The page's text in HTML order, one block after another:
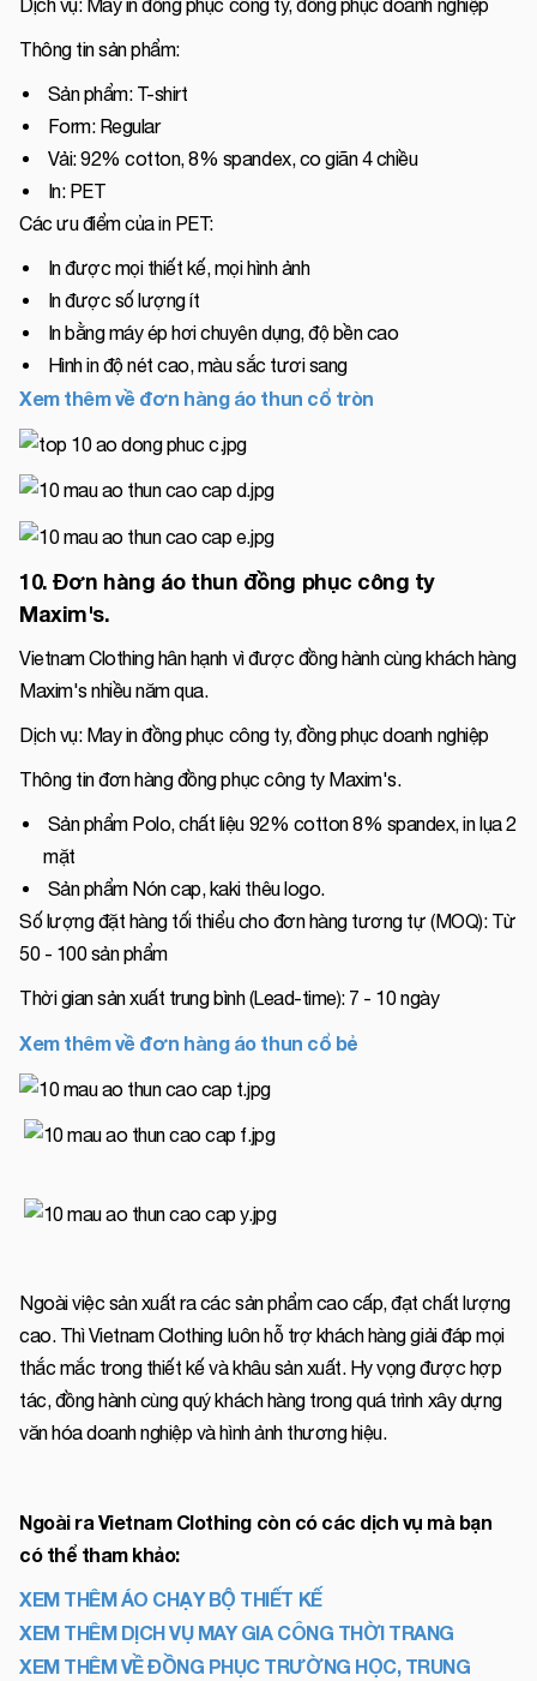
Thông tin sản phẩm:
Sản phẩm: T-shirt
Form: Regular
Vải: 92% cotton, 8% spandex, co giãn 4 chiều
In: PET
Các ưu điểm của in PET:
In được mọi thiết kế, mọi hình ảnh
In được số lượng ít
In bằng máy ép hơi chuyên dụng, độ bền cao
Hình in độ nét cao, màu sắc tươi sang
Xem thêm về đơn hàng áo thun cổ tròn
10. Đơn hàng áo thun đồng phục công ty
Maxim's.
Vietnam Clothing hân hạnh vì được đồng hành cùng khách hàng
Maxim's nhiều năm qua.
Dịch vụ: May in đồng phục công ty, đồng phục doanh nghiệp
Thông tin đơn hàng đồng phục công ty Maxim's.
Sản phẩm Polo, chất liệu 92% cotton 8% spandex, in lụa 2
mặt
Sản phẩm Nón cap, kaki thêu logo.
Số lượng đặt hàng tối thiểu cho đơn hàng tương tự (MOQ): Từ
50 - 100 sản phẩm
Thời gian sản xuất trung bình (Lead-time): 7 - 10 ngày
Xem thêm về đơn hàng áo thun cổ bẻ
Ngoài việc sản xuất ra các sản phẩm cao cấp, đạt chất lượng
cao. Thì Vietnam Clothing luôn hỗ trợ khách hàng giải đáp mọi
thắc mắc trong thiết kế và khâu sản xuất. Hy vọng được hợp
tác, đồng hành cùng quý khách hàng trong quá trình xây dựng
văn hóa doanh nghiệp và hình ảnh thương hiệu.
Ngoài ra Vietnam Clothing còn có các dịch vụ mà bạn
có thể tham khảo:
XEM THÊM ÁO CHẠY BỘ THIẾT KẾ
XEM THÊM DỊCH VỤ MAY GIA CÔNG THỜI TRANG
XEM THÊM VỀ ĐỒNG PHỤC TRƯỜNG HỌC, TRUNG